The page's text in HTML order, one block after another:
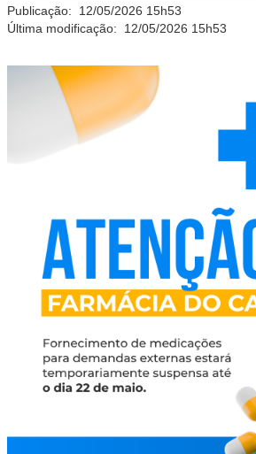
Publicação: 12/05/2026 15h53
Última modificação: 12/05/2026 15h53